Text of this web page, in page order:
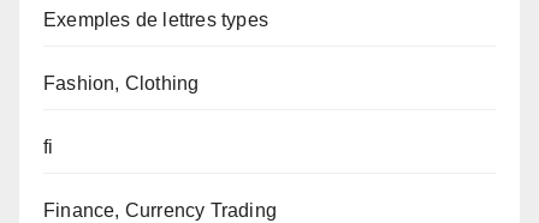
Exemples de lettres types
Fashion, Clothing
fi
Finance, Currency Trading